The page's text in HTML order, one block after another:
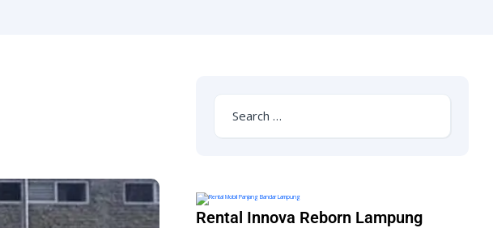
Rental Innova Reborn Lampung